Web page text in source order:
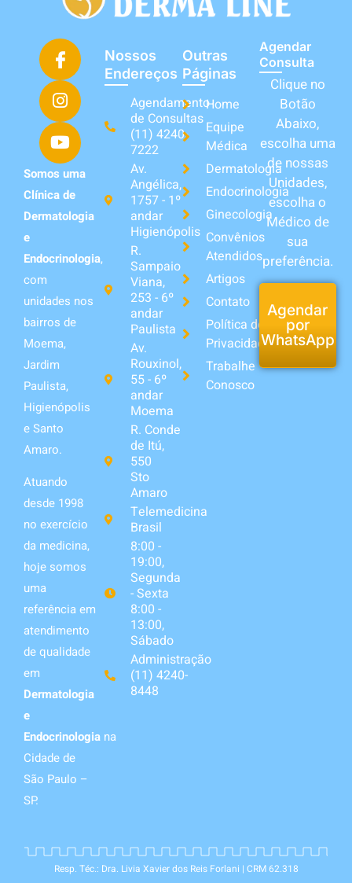
Somos uma
Clínica de
Dermatologia
e
Endocrinologia,
com
unidades nos
bairros de
Moema,
Jardim
Paulista,
Higienópolis
e Santo
Amaro.
Atuando
desde 1998
no exercício
da medicina,
hoje somos
uma
referência em
atendimento
de qualidade
em
Dermatologia
e
Endocrinologia na
Cidade de
São Paulo –
SP.
Nossos
Endereços
Agendamento
de Consultas
(11) 4240-
7222
Av.
Angélica,
1757 - 1º
andar
Higienópolis
R.
Sampaio
Viana,
253 - 6º
andar
Paulista
Av.
Rouxinol,
55 - 6º
andar
Moema
R. Conde
de Itú,
550
Sto
Amaro
Telemedicina
Brasil
8:00 -
19:00,
Segunda
- Sexta
8:00 -
13:00,
Sábado
Administração
(11) 4240-
8448
Outras
Páginas
Home
Equipe
Médica
Dermatologia
Endocrinologia
Ginecologia
Convênios
Atendidos
Artigos
Contato
Política de
Privacidade
Trabalhe
Conosco
Agendar
Consulta
Clique no
Botão
Abaixo,
escolha uma
de nossas
Unidades,
escolha o
Médico de
sua
preferência.
Agendar
por
WhatsApp
Resp. Téc.: Dra. Livia Xavier dos Reis Forlani | CRM 62.318